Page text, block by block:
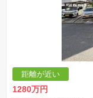
距離が近い
1280万円